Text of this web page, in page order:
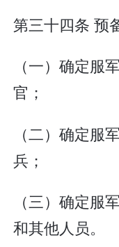
第三十四条 预
（一）确定服
官；
（二）确定服
兵；
（三）确定服
和其他人员。